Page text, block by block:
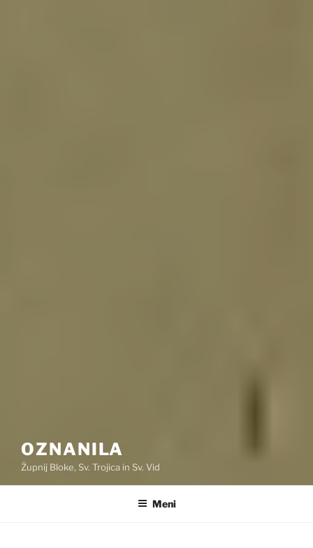
OZNANILA
Župnij Bloke, Sv. Trojica in Sv. Vid
Meni